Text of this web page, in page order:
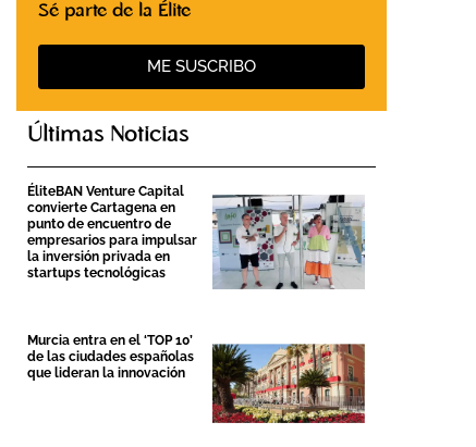
Sé parte de la Élite
ME SUSCRIBO
Últimas Noticias
ÉliteBAN Venture Capital
convierte Cartagena en
punto de encuentro de
empresarios para impulsar
la inversión privada en
startups tecnológicas
Murcia entra en el ‘TOP 10’
de las ciudades españolas
que lideran la innovación